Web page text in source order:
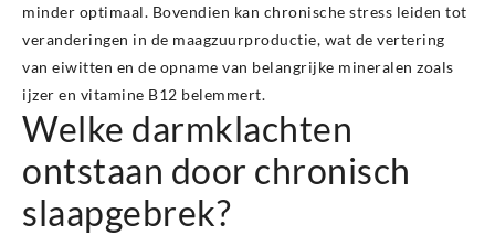
minder optimaal. Bovendien kan chronische stress leiden tot
veranderingen in de maagzuurproductie, wat de vertering
van eiwitten en de opname van belangrijke mineralen zoals
ijzer en vitamine B12 belemmert.
Welke darmklachten
ontstaan door chronisch
slaapgebrek?